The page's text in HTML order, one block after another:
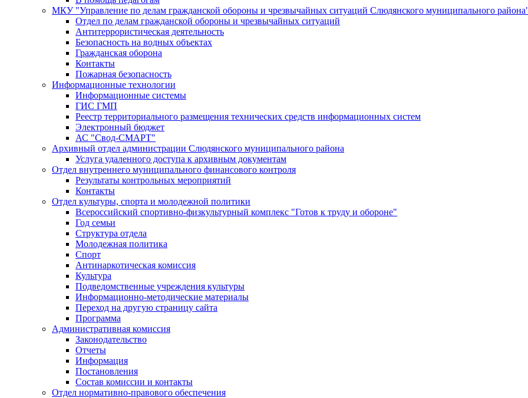
МКУ "Управление по делам гражданской обороны и чрезвычайных ситуаций Слюдянского муниципального
Отдел по делам гражданской обороны и чрезвычайных ситуаций
Антитеррористическая деятельность
Безопасность на водных объектах
Гражданская оборона
Контакты
Пожарная безопасность
Информационные технологии
Информационные системы
ГИС ГМП
Реестр территориального размещения технических средств информационных систем
Электронный бюджет
АС "Свод-СМАРТ"
Архивный отдел администрации Слюдянского муниципального района
Услуга удаленного доступа к архивным документам
Отдел внутреннего муниципального финансового контроля
Результаты контрольных мероприятий
Контакты
Отдел культуры, спорта и молодежной политики
Всероссийский спортивно-физкультурный комплекс "Готов к труду и обороне"
Год семьи
Структура отдела
Молодежная политика
Спорт
Антинаркотическая комиссия
Культура
Подведомственные учреждения культуры
Информационно-методические материалы
Переход на другую страницу сайта
Программа
Административная комиссия
Законодательство
Отчеты
Информация
Постановления
Состав комиссии и контакты
Отдел нормативно-правового обеспечения